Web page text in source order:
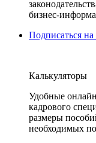
бизнес-
Подписаться
Калькуляторы
Удобные
кадрового
размеры
необходимых